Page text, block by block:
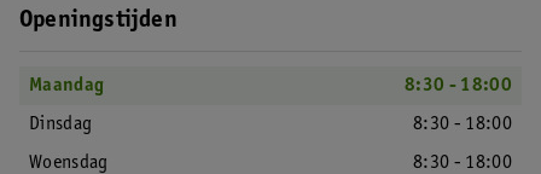
Openingstijden
Maandag
8:30 - 18:00
Dinsdag
8:30 - 18:00
Woensdag
8:30 - 18:00